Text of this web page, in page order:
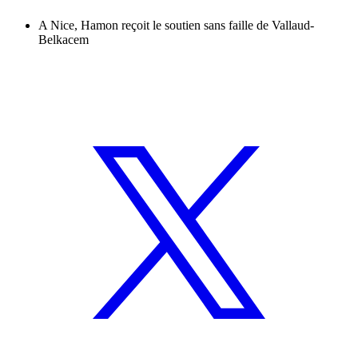
A Nice, Hamon reçoit le soutien sans faille de Vallaud-
Belkacem